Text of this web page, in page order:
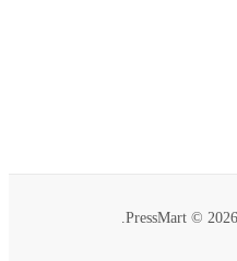
PressMart ©